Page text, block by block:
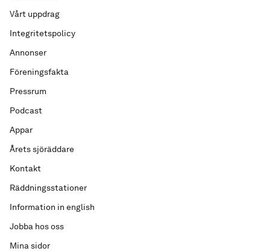
Vårt uppdrag
Integritetspolicy
Annonser
Föreningsfakta
Pressrum
Podcast
Appar
Årets sjöräddare
Kontakt
Räddningsstationer
Information in english
Jobba hos oss
Mina sidor